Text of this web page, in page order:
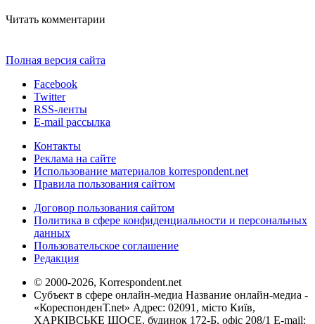
Читать комментарии
Полная версия сайта
Facebook
Twitter
RSS-ленты
E-mail рассылка
Контакты
Реклама на сайте
Использование материалов korrespondent.net
Правила пользования сайтом
Договор пользования сайтом
Политика в сфере конфиденциальности и персональных
данных
Пользовательское соглашение
Редакция
© 2000-2026, Korrespondent.net
Субъект в сфере онлайн-медиа Название онлайн-медиа -
«КореспонденТ.net» Адрес: 02091, місто Київ,
ХАРКІВСЬКЕ ШОСЕ, будинок 172-Б, офіс 208/1 E-mail: